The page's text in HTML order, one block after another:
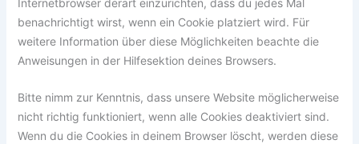
Internetbrowser derart einzurichten, dass du jedes Mal
benachrichtigt wirst, wenn ein Cookie platziert wird. Für
weitere Information über diese Möglichkeiten beachte die
Anweisungen in der Hilfesektion deines Browsers.
Bitte nimm zur Kenntnis, dass unsere Website möglicherweise
nicht richtig funktioniert, wenn alle Cookies deaktiviert sind.
Wenn du die Cookies in deinem Browser löscht, werden diese